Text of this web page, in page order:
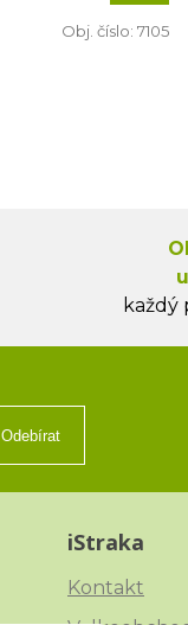
Obj. číslo: 7105
každý
Odebírat
iStraka
Kontakt